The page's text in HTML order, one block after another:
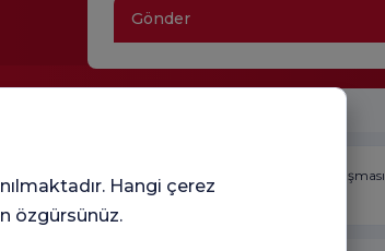
Gönder
Hekimin SGK ve TSS anlaşması
bulunmamaktadır.
Hangi çerez
özgürsünüz.